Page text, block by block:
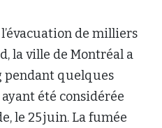
de milliers
la ville de Montréal a
pendant quelques
été considérée
le 25 juin. La fumée